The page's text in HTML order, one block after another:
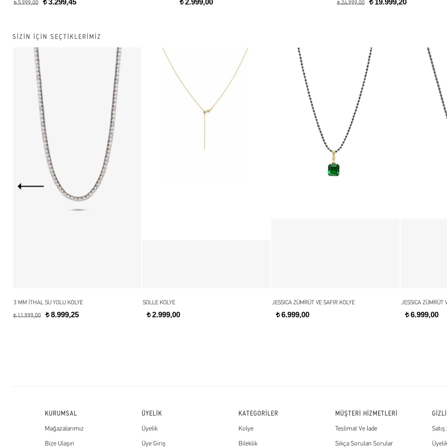
t5.999,00 t3.299,45 t2.999,00 t24.999,00 t19.999,20
SİZİN İÇİN SEÇTİKLERİMİZ
3 MM İTHAL SU YOLU KOLYE
t11.999,00 t8.999,25
SOLLE KOLYE
t2.999,00
JESSICA ZÜMRÜT VE SAFIR KOLYE
t6.999,00
JESSICA ZÜMRÜT
t6.999,00
KURUMSAL
Mağazalarımız
Bize Ulaşın
ÜYELİK
Üyelik
Üye Giriş
KATEGORİLER
Kolye
Bileklik
MÜŞTERİ HİZMETLERİ
Teslimat Ve İade
Sıkça Sorulan Sorular